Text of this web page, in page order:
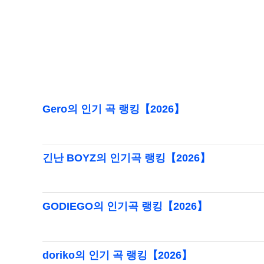
Gero의 인기 곡 랭킹【2026】
긴난 BOYZ의 인기곡 랭킹【2026】
GODIEGO의 인기곡 랭킹【2026】
doriko의 인기 곡 랭킹【2026】